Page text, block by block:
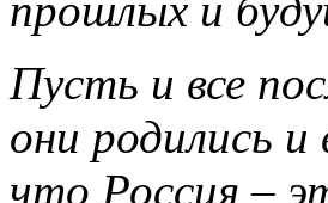
Пусть и все
они родились
что Россия –